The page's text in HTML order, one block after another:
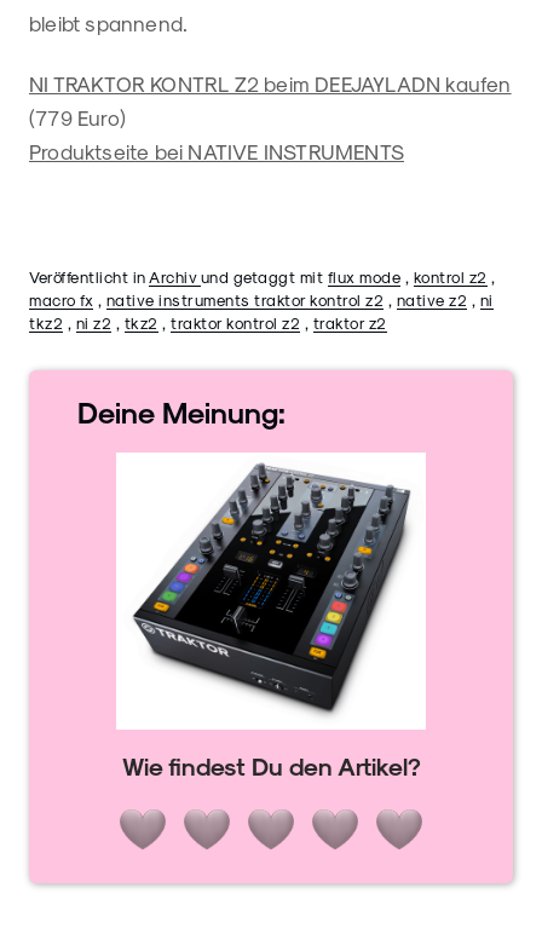
bleibt spannend.
NI TRAKTOR KONTRL Z2 beim DEEJAYLADN kaufen
(779 Euro)
Produktseite bei NATIVE INSTRUMENTS
Veröffentlicht in Archiv und getaggt mit flux mode , kontrol z2 ,
macro fx , native instruments traktor kontrol z2 , native z2 , ni
tkz2 , ni z2 , tkz2 , traktor kontrol z2 , traktor z2
Deine Meinung:
Wie findest Du den Artikel?